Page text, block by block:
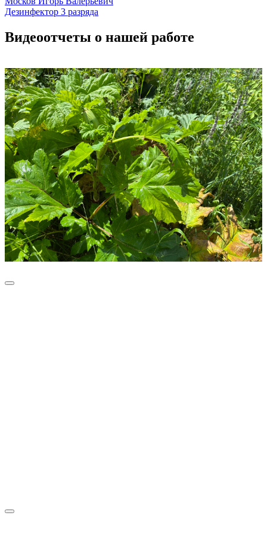
Дезинфектор 3 разряда
Видеоотчеты о нашей работе